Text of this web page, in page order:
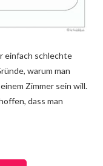
einfach schlechte
warum man
Zimmer sein will.
dass man